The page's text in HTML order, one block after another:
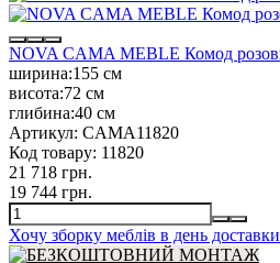
NOVA CAMA MEBLE Комод
ширина:155 см
висота:72 см
глибина:40 см
Артикул: CAMA11820
Код товару: 11820
21 718 грн.
19 744 грн.
Хочу зборку меблів в день